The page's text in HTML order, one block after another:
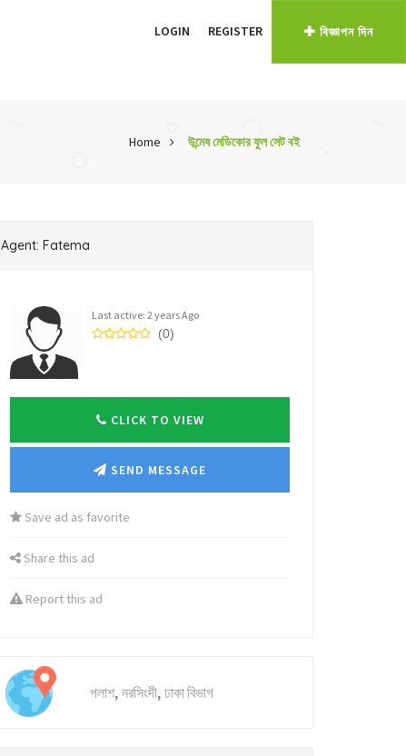
LOGIN REGISTER বিজ্ঞাপন দিন
Home উন্মেষ মেডিকোর ফুল সেট বই
Agent: Fatema
Last active: 2 years Ago
(0)
CLICK TO VIEW
SEND MESSAGE
Save ad as favorite
Share this ad
Report this ad
পলাশ, নরসিংদী, ঢাকা বিভাগ